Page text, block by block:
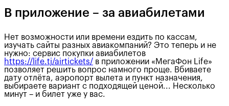
В приложение – за авиабилетами
Нет возможности или времени ездить по кассам,
изучать сайты разных авиакомпаний? Это теперь и не
нужно: сервис покупки авиабилетов
https://life.tj/airtickets/ в приложении «МегаФон Life»
позволяет решить вопрос намного проще. Вбиваете
дату отлёта, аэропорт вылета и пункт назначения,
выбираете вариант с подходящей ценой... Несколько
минут – и билет уже у вас.